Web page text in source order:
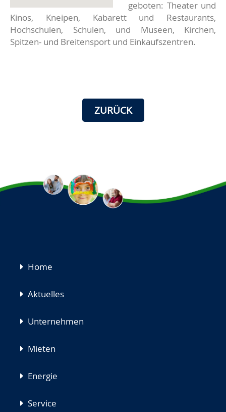
geboten: Theater und
Kinos, Kneipen, Kabarett und Restaurants,
Hochschulen, Schulen, und Museen, Kirchen,
Spitzen- und Breitensport und Einkaufszentren.
ZURÜCK
Navigation
Home
Aktuelles
Unternehmen
Mieten
Energie
Service